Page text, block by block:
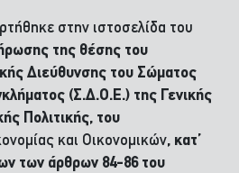
στην ιστοσελίδα του
της θέσης του
Διεύθυνσης του Σώματος
(Σ.Δ.Ο.Ε.) της Γενικής
Πολιτικής, του
και Οικονομικών, κατ’
των άρθρων 84-86 του